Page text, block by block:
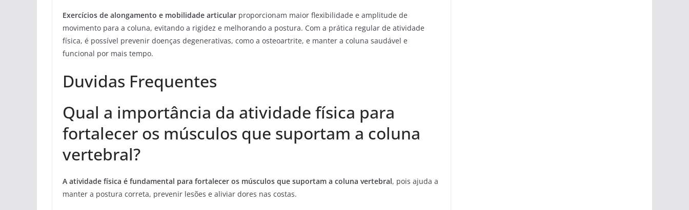
Exercícios de alongamento e mobilidade articular proporcionam maior flexibilidade e amplitude de
movimento para a coluna, evitando a rigidez e melhorando a postura. Com a prática regular de atividade
física, é possível prevenir doenças degenerativas, como a osteoartrite, e manter a coluna saudável e
funcional por mais tempo.
Duvidas Frequentes
Qual a importância da atividade física para
fortalecer os músculos que suportam a coluna
vertebral?
A atividade física é fundamental para fortalecer os músculos que suportam a coluna vertebral, pois ajuda a
manter a postura correta, prevenir lesões e aliviar dores nas costas.